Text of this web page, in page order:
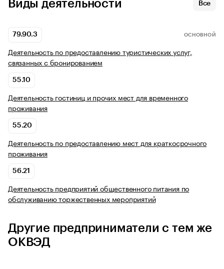
Виды деятельности Все
79.90.3 ОСНОВНОЙ
Деятельность по предоставлению туристических услуг,
связанных с бронированием
55.10
Деятельность гостиниц и прочих мест для временного
проживания
55.20
Деятельность по предоставлению мест для краткосрочного
проживания
56.21
Деятельность предприятий общественного питания по
обслуживанию торжественных мероприятий
Другие предприниматели с тем же
ОКВЭД